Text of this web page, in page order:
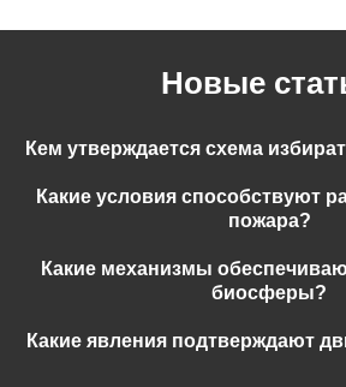
Новые
Кем утверждается схема
Какие условия способствуют
пожара?
Какие механизмы
биосферы?
Какие явления подтверждают